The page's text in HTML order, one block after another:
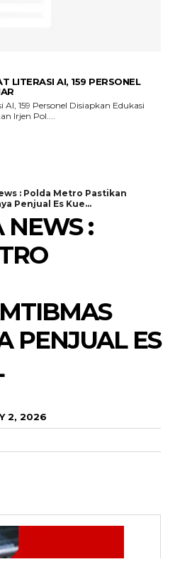
LITERASI AI, 159 PERSONEL
159 Personel Disiapkan Edukasi
Irjen Pol....